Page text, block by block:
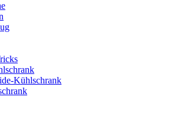
Kühlschrank